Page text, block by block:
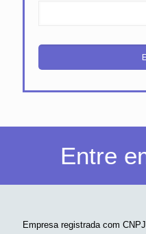
Entre
Empresa registrada com